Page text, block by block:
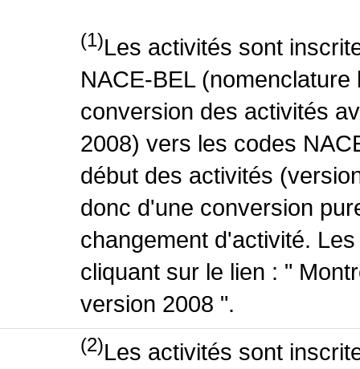
(1)Les activités sont
NACE-BEL
conversion des activités
2008) vers les codes
début des activités
donc d'une conversion
changement d'activité.
cliquant sur le lien : "
version 2008 ".
(2)Les activités sont